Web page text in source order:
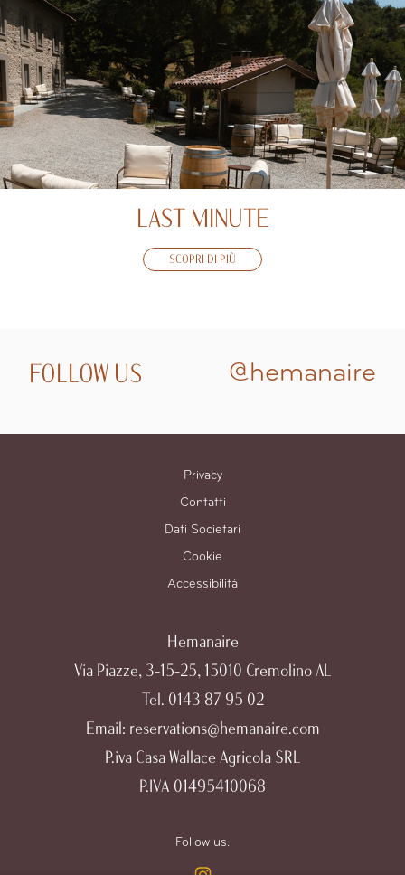
LAST MINUTE
SCOPRI DI PIÙ
FOLLOW US @hemanaire
Privacy
Contatti
Dati Societari
Cookie
Accessibilità
Hemanaire
Via Piazze, 3-15-25, 15010 Cremolino AL
Tel. 0143 87 95 02
Email: reservations@hemanaire.com
P.iva Casa Wallace Agricola SRL
P.IVA 01495410068
Follow us: